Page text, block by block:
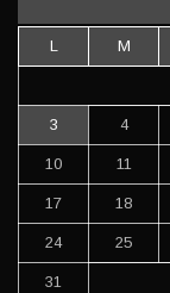
L M
3 4
10 11
17 18
24 25
31